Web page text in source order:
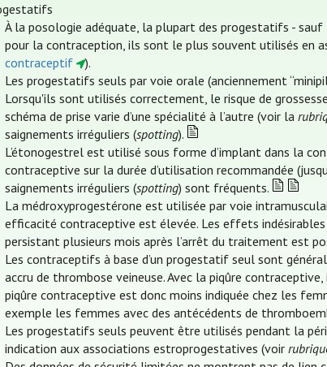
À la posologie adéquate, la plupart des progestatifs -
pour la contraception, ils sont le plus souvent utilisés en
contraceptif
).
Les progestatifs seuls par voie orale (anciennement
Lorsqu'ils sont utilisés correctement, le risque de
schéma de prise varie d’une spécialité à l’autre (voir la
saignements irréguliers (spotting).
L’étonogestrel est utilisé sous forme d’implant dans la
contraceptive sur la durée d’utilisation recommandée
saignements irréguliers (spotting) sont fréquents.
La médroxyprogestérone est utilisée par voie
efficacité contraceptive est élevée. Les effets
persistant plusieurs mois après l’arrêt du traitement est
Les contraceptifs à base d’un progestatif seul sont
accru de thrombose veineuse. Avec la piqûre
piqûre contraceptive est donc moins indiquée chez les
exemple les femmes avec des antécédents de
Les progestatifs seuls peuvent être utilisés pendant la
indication aux associations estroprogestatives (voir